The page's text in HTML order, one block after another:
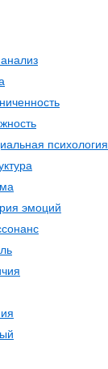
психология
эмоций